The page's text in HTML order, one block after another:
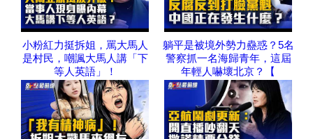
小粉紅力挺拆姐，罵大馬人
是村民，嘲諷大馬人講「下
等人英語」！
躺平是被境外勢力蠱惑？5名
警察抓一名海歸青年，這屆
年輕人嚇壞北京？【